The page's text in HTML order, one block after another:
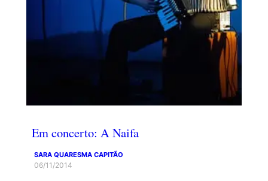
Em concerto: A Naifa
SARA QUARESMA CAPITÃO
06/11/2014